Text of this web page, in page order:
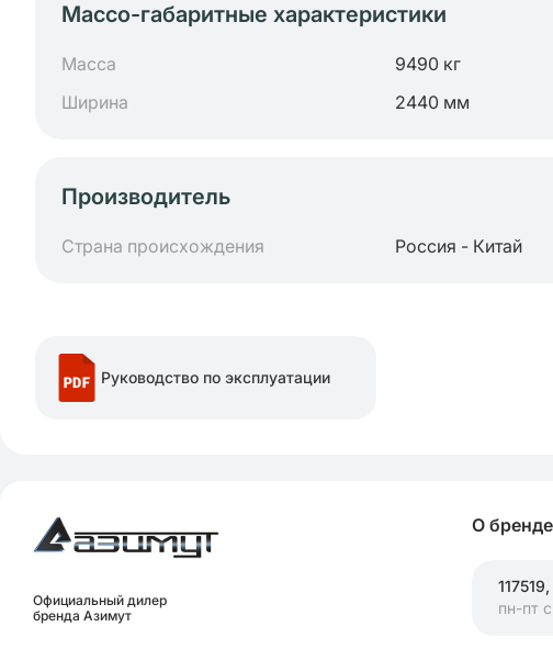
Массо-габаритные характеристики
Масса 9490 кг
Ширина
2440 мм
Производитель
Страна происхождения Россия - Китай
Руководство по эксплуатации
Официальный дилер
бренда Азимут
О бренде
пн-пт